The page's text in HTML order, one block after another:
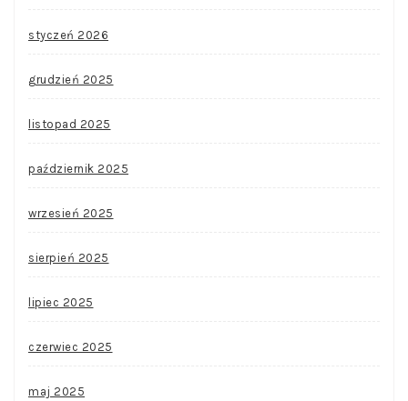
styczeń 2026
grudzień 2025
listopad 2025
październik 2025
wrzesień 2025
sierpień 2025
lipiec 2025
czerwiec 2025
maj 2025